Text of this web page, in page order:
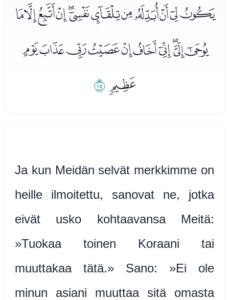
ﭤﭥﭦﭧﭨﭩﭪﭫﭬﭭﭮﭯ
ﭰﭱﭲﭳﭴﭵﭶﭷﭸﭹ
ﭺﭻ
Ja kun Meidän selvät merkkimme on
heille ilmoitettu, sanovat ne, jotka
eivät usko kohtaavansa Meitä:
»Tuokaa toinen Koraani tai
muuttakaa tätä.» Sano: »Ei ole
minun asiani muuttaa sitä omasta